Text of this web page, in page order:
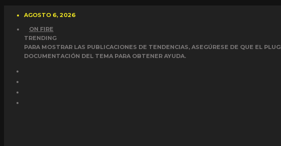
AGOSTO 6, 2026
ON FIRE
TRENDING
PARA MOSTRAR LAS PUBLICACIONES DE TENDENCIAS, ASEGÚRESE DE QUE EL
DOCUMENTACIÓN DEL TEMA PARA OBTENER AYUDA.